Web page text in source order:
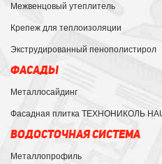
Межвенцовый утеплитель
Крепеж для теплоизоляции
Экструдированный пенополистирол
ФАСАДЫ
Металлосайдинг
Фасадная плитка ТЕХНОНИКОЛЬ
ВОДОСТОЧНАЯ СИСТЕМА
Металлопрофиль